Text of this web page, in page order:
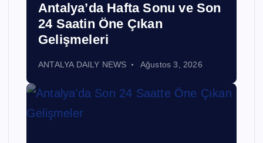
Antalya’da Hafta Sonu ve Son
24 Saatin Öne Çıkan
Gelişmeleri
ANTALYA DAILY NEWS Ağustos 3, 2026